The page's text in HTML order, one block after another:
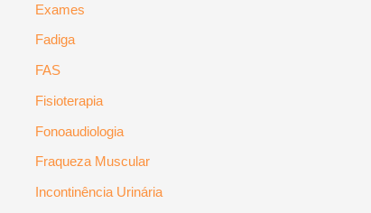
Exames
Fadiga
FAS
Fisioterapia
Fonoaudiologia
Fraqueza Muscular
Incontinência Urinária